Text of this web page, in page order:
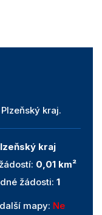
kraj.
kraj
0,01 km²
žádosti: 1
mapy: Ne